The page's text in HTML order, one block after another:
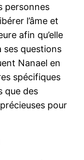
personnes
l’âme et
afin qu’elle
ses questions
Nanael en
spécifiques
que des
pour